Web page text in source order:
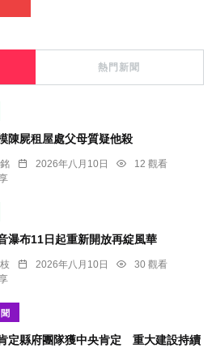
熱門新聞
陳屍租屋處父母質疑他殺
2026年八月10日
12 觀看
瀑布11日起重新開放再綻風華
2026年八月10日
30 觀看
定縣府團隊獲中央肯定 重大建設持續